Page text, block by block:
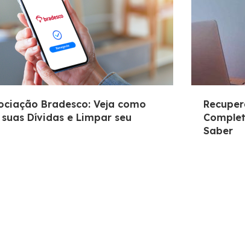
Bradesco: Veja como
Dívidas e Limpar seu
Saber